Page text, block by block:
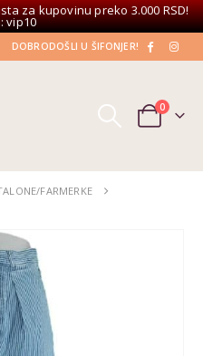
za kupovinu preko 3.000 RSD!
vip10
DOBRODOŠLI U ŠIFONJER!
0
FARMERKE